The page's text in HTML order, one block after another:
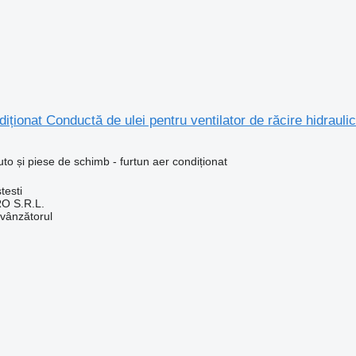
Conductă de ulei pentru ventilator de răcire
și piese de schimb - furtun aer condiționat
S.R.L.